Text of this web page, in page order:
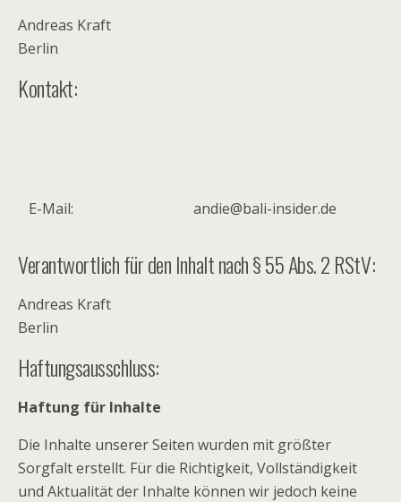
Andreas Kraft
Berlin
Kontakt:
E-Mail: andie@bali-insider.de
Verantwortlich für den Inhalt nach § 55 Abs. 2 RStV:
Andreas Kraft
Berlin
Haftungsausschluss:
Haftung für Inhalte
Die Inhalte unserer Seiten wurden mit größter
Sorgfalt erstellt. Für die Richtigkeit, Vollständigkeit
und Aktualität der Inhalte können wir jedoch keine